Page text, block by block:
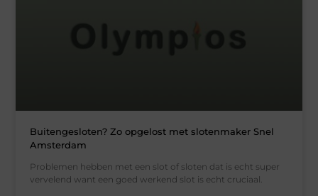
Buitengesloten? Zo opgelost met slotenmaker Snel
Amsterdam
Problemen hebben met een slot of sloten dat is echt super
vervelend want een goed werkend slot is echt cruciaal.